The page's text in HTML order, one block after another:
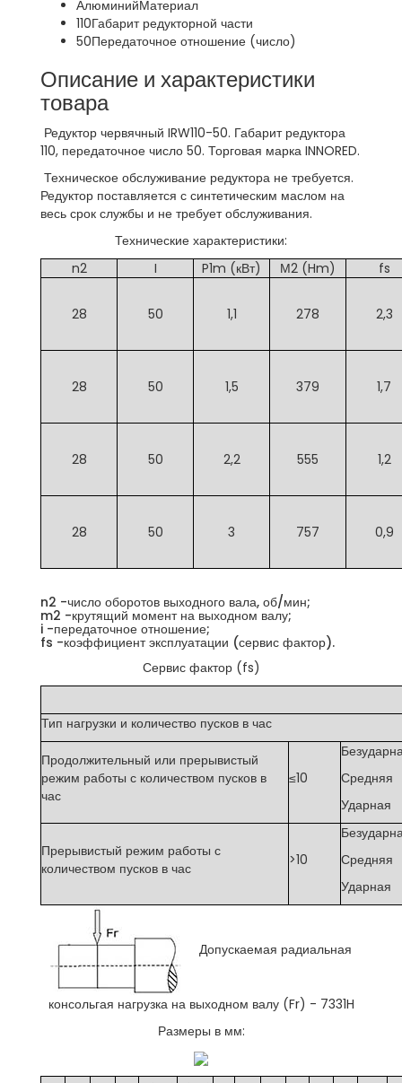
АлюминийМатериал
110Габарит редукторной части
50Передаточное отношение (число)
Описание и характеристики
товара
Редуктор червячный IRW110-50. Габарит редуктора
110, передаточное число 50. Торговая марка INNORED.
Техническое обслуживание редуктора не требуется.
Редуктор поставляется с синтетическим маслом на
весь срок службы и не требует обслуживания.
Технические характеристики:
n2
I P1m (кВт) М2 (Hm) fs
28 50 1,1 278 2,3
28 50 1,5 379 1,7
28 50 2,2 555 1,2
28 50 3 757 0,9
n2 -число оборотов выходного вала, об/мин;
m2 -крутящий момент на выходном валу;
i -передаточное отношение;
fs -коэффициент эксплуатации (сервис фактор).
Сервис фактор (fs)
Тип нагрузки и количество пусков в час
Продолжительный или прерывистый
режим работы с количеством пусков в
час
≤10
Средняя
Ударная
Прерывистый режим работы с
количеством пусков в час
>10
Средняя
Ударная
Допускаемая радиальная
консольгая нагрузка на выходном валу (Fr) - 7331H
Размеры в мм: